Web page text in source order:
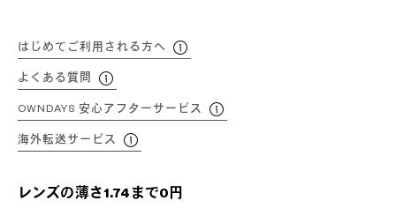
はじめてご利用される方へ
よくある質問
OWNDAYS 安心アフターサービス
海外転送サービス
レンズの薄さ1.74まで0円